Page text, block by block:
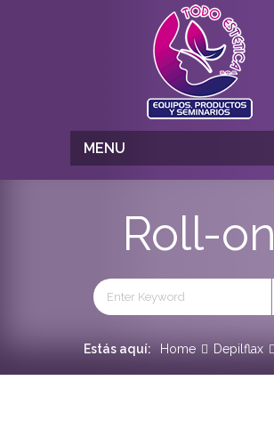
MENU
Roll-on
Estás aquí: Home Depilflax